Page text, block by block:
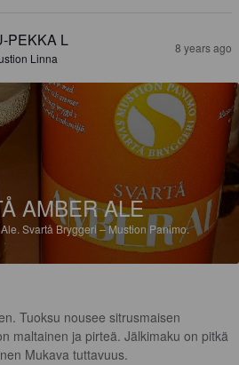
PEKKA L
Linna
8 years ago
AMBER ALE
Svartå Bryggeri – Mustion Panimo.
Tuoksu nousee sitrusmaisen
maltainen ja pirteä. Jälkimaku on pitkä
Mukava tuttavuus.